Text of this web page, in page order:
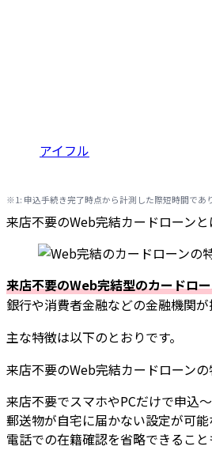
アイフル
※1: 申込手続き完了時点から計測した際短時間であ
来店不要のWeb完結カードローンと
来店不要のWeb完結型のカードロ
銀行や消費者金融などの金融機関
主な特徴は以下のとおりです。
来店不要のWeb完結カードローン
来店不要でスマホやPCだけで申込
郵送物が自宅に届かない設定が可
電話での在籍確認を省略できるこ